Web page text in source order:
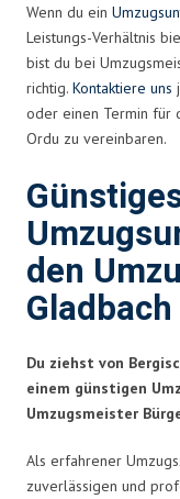
Wenn du ein
Leistungs-Verhältnis
bist du bei
richtig. Kontaktiere uns
oder einen Termin für
Ordu zu vereinbaren.
den
Du ziehst von
einem günstigen
Umzugsmeister
Als erfahrener
zuverlässigen und